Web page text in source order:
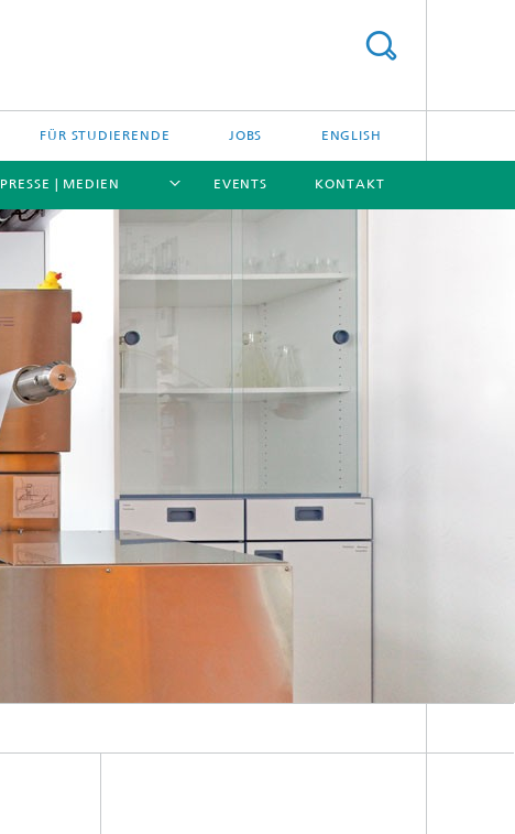
FÜR STUDIERENDE JOBS ENGLISH
PRESSE | MEDIEN EVENTS KONTAKT